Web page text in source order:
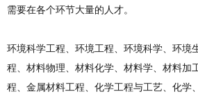
需要在各个环节大量的人才。
环境科学工程、环境工程、环境科学、环境
程、材料物理、材料化学、材料学、材料加
程、金属材料工程、化学工程与工艺、化学